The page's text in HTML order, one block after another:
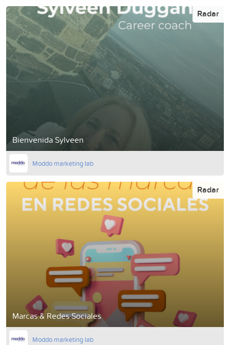
Bienvenida Sylveen
Radar
Moddo marketing lab
Marcas & Redes Sociales
Radar
Moddo marketing lab